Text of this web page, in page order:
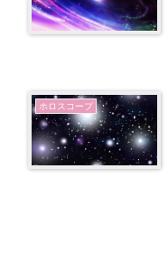
ホロスコープ